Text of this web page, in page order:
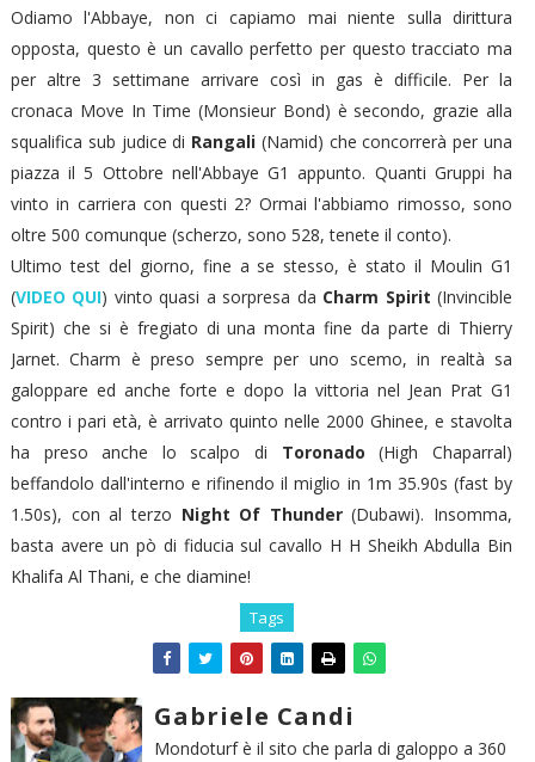
Odiamo l'Abbaye, non ci capiamo mai niente sulla dirittura
opposta, questo è un cavallo perfetto per questo tracciato ma
per altre 3 settimane arrivare così in gas è difficile. Per la
cronaca Move In Time (Monsieur Bond) è secondo, grazie alla
squalifica sub judice di Rangali (Namid) che concorrerà per una
piazza il 5 Ottobre nell'Abbaye G1 appunto. Quanti Gruppi ha
vinto in carriera con questi 2? Ormai l'abbiamo rimosso, sono
oltre 500 comunque (scherzo, sono 528, tenete il conto).
Ultimo test del giorno, fine a se stesso, è stato il Moulin G1
(VIDEO QUI) vinto quasi a sorpresa da Charm Spirit(Invincible
Spirit) che si è fregiato di una monta fine da parte di Thierry
Jarnet. Charm è preso sempre per uno scemo, in realtà sa
galoppare ed anche forte e dopo la vittoria nel Jean Prat G1
contro i pari età, è arrivato quinto nelle 2000 Ghinee, e stavolta
ha preso anche lo scalpo di Toronado (High Chaparral)
beffandolo dall'interno e rifinendo il miglio in 1m 35.90s (fast by
1.50s), con al terzo Night Of Thunder(Dubawi). Insomma,
basta avere un pò di fiducia sul cavallo H H Sheikh Abdulla Bin
Khalifa Al Thani, e che diamine!
Tags
Gabriele Candi
Mondoturf è il sito che parla di galoppo a 360